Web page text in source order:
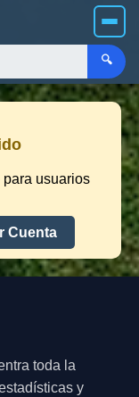
🔍
usuarios
Cuenta
toda la
y